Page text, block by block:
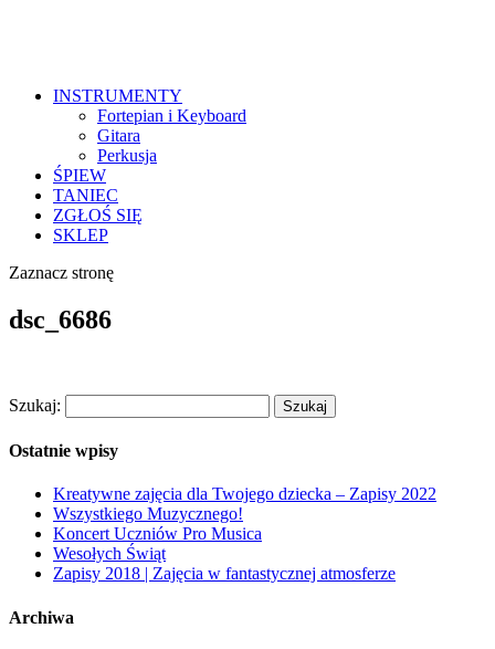
INSTRUMENTY
Fortepian i Keyboard
Gitara
Perkusja
ŚPIEW
TANIEC
ZGŁOŚ SIĘ
SKLEP
Zaznacz stronę
dsc_6686
Szukaj:
Ostatnie wpisy
Kreatywne zajęcia dla Twojego dziecka – Zapisy 2022
Wszystkiego Muzycznego!
Koncert Uczniów Pro Musica
Wesołych Świąt
Zapisy 2018 | Zajęcia w fantastycznej atmosferze
Archiwa